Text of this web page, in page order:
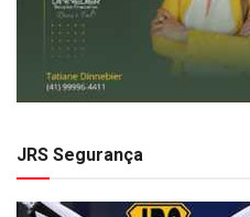
JRS Segurança